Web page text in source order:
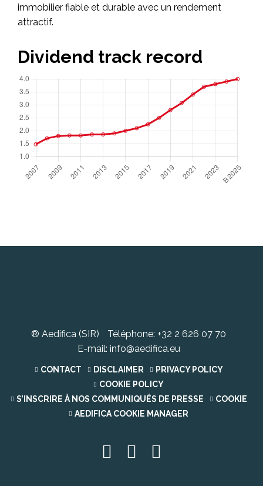
immobilier fiable et durable avec un rendement
attractif.
Dividend track record
® Aedifica (SIR) Téléphone: +32 2 626 07 70
E-mail: info@aedifica.eu
CONTACT DISCLAIMER
PRIVACY POLICY
COOKIE POLICY
S’INSCRIRE À NOS COMMUNIQUÉS DE PRESSE
COOKIE
AEDIFICA COOKIE MANAGER